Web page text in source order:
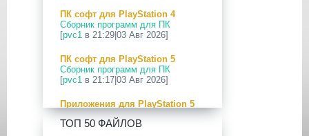
12 Апр 2026
[PS Portal] Программное
Обеспечение 7.0.2 для PS Portal
09 Апр 2026
[PS3|CFW] webMAN MOD
v1.47.48p
29 Мар 2026
[PS3] PS3HEN v3.5.0
ПК софт для PlayStation 4
Сборник программ для ПК
[pvc1 в 21:29|03 Авг 2026]
ПК софт для PlayStation 5
Сборник программ для ПК
[pvc1 в 21:17|03 Авг 2026]
Приложения для PlayStation 5
PS5 Payload websrv v0.34
[pvc1 в 09:02|03 Авг 2026]
ТОП 50 ФАЙЛОВ